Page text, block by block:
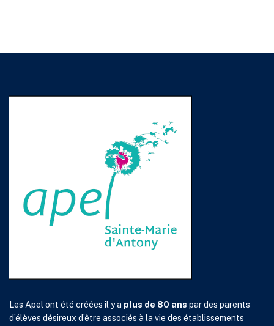
Les Apel ont été créées il y a plus de 80 ans par des parents
d’élèves désireux d’être associés à la vie des établissements